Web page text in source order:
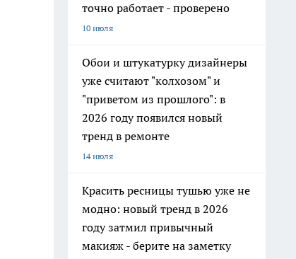
точно работает - проверено
10 июля
Обои и штукатурку дизайнеры
уже считают "колхозом" и
"приветом из прошлого": в
2026 году появился новый
тренд в ремонте
14 июля
Красить ресницы тушью уже не
модно: новый тренд в 2026
году затмил привычный
макияж - берите на заметку